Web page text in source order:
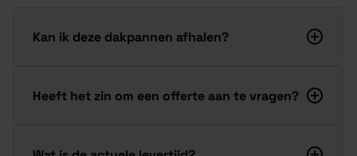
Kan ik deze dakpannen afhalen?
Heeft het zin om een offerte aan te vragen?